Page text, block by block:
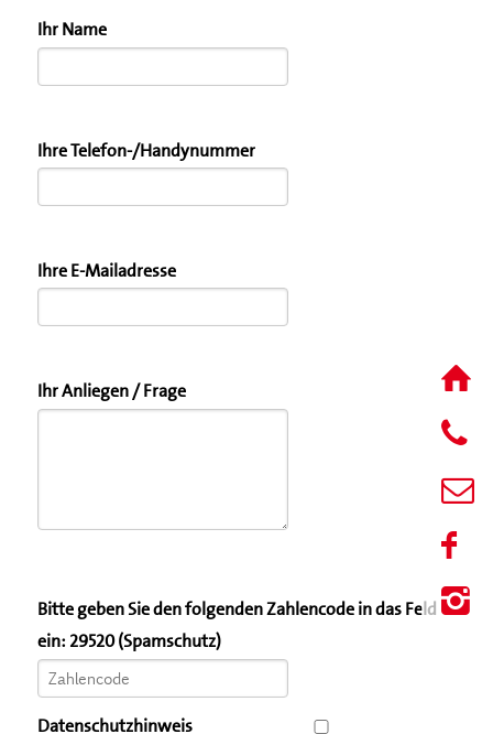
Ihr Name
Ihre Telefon-/Handynummer
Ihre E-Mailadresse
Ihr Anliegen / Frage
Bitte geben Sie den folgenden Zahlencode in das Feld
ein: 29520 (Spamschutz)
Datenschutzhinweis